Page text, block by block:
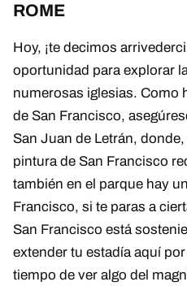
ROME
Hoy, ¡te decimos
oportunidad para explorar
numerosas iglesias. Como
de San Francisco,
San Juan de Letrán,
pintura de San Francisco
también en el parque hay
Francisco, si te paras a
San Francisco está
extender tu estadía aquí
tiempo de ver algo del